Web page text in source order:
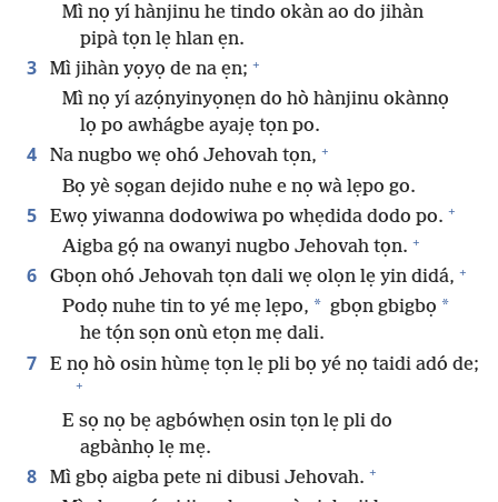
Mì nọ yí hànjinu he tindo okàn ao do jihàn
pipà tọn lẹ hlan ẹn.
3 Mì jihàn yọyọ de na ẹn; +
Mì nọ yí azọ́nyinyọnẹn do hò hànjinu okànnọ
lọ po awhágbe ayajẹ tọn po.
4 Na nugbo wẹ ohó Jehovah tọn, +
Bọ yè sọgan dejido nuhe e nọ wà lẹpo go.
5 Ewọ yiwanna dodowiwa po whẹdida dodo po. +
Aigba gọ́ na owanyi nugbo Jehovah tọn. +
6 Gbọn ohó Jehovah tọn dali wẹ olọn lẹ yin didá, +
Podọ nuhe tin to yé mẹ lẹpo, * gbọn gbigbọ *
he tọ́n sọn onù etọn mẹ dali.
7 E nọ hò osin hùmẹ tọn lẹ pli bọ yé nọ taidi adó de;
+
E sọ nọ bẹ agbówhẹn osin tọn lẹ pli do
agbànhọ lẹ mẹ.
8 Mì gbọ aigba pete ni dibusi Jehovah. +